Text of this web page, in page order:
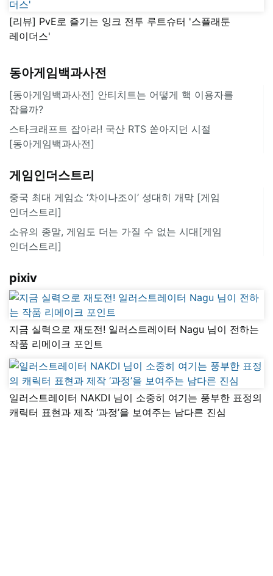
[리뷰] PvE로 즐기는 잉크 전투 루트슈터 '스플래툰
레이더스'
동아게임백과사전
[동아게임백과사전] 안티치트는 어떻게 핵 이용자를
잡을까?
스타크래프트 잡아라! 국산 RTS 쏟아지던 시절
[동아게임백과사전]
게임인더스트리
중국 최대 게임쇼 ‘차이나조이’ 성대히 개막 [게임
인더스트리]
소유의 종말, 게임도 더는 가질 수 없는 시대[게임
인더스트리]
pixiv
지금 실력으로 재도전! 일러스트레이터 Nagu 님이 전하는
작품 리메이크 포인트
일러스트레이터 NAKDI 님이 소중히 여기는 풍부한 표정의
캐릭터 표현과 제작 ‘과정’을 보여주는 남다른 진심